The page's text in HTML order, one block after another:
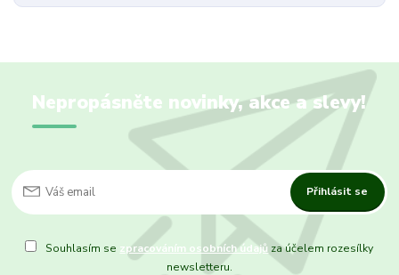
Nepropásněte novinky, akce a slevy!
Přihlásit se
Souhlasím se zpracováním osobních údajů za účelem rozesílky
newsletteru.